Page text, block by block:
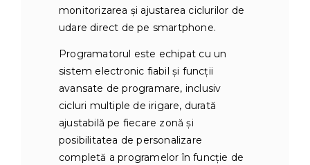
monitorizarea și ajustarea ciclurilor de
udare direct de pe smartphone.
Programatorul este echipat cu un
sistem electronic fiabil și funcții
avansate de programare, inclusiv
cicluri multiple de irigare, durată
ajustabilă pe fiecare zonă și
posibilitatea de personalizare
completă a programelor în funcție de